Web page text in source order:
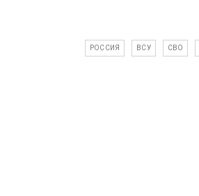
РОССИЯ ВСУ СВО